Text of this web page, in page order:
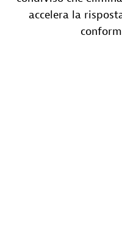
accelera la